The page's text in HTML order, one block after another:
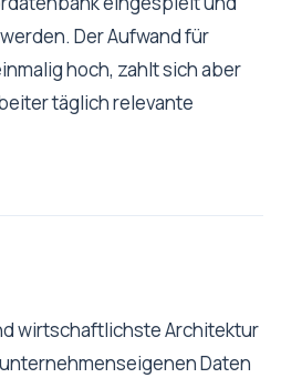
Der Aufwand für
hoch, zahlt sich aber
täglich relevante
wirtschaftlichste Architektur
Daten